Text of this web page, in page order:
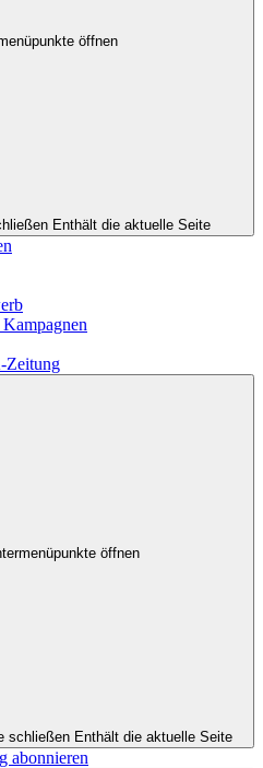
öffnen
Enthält die aktuelle Seite
Zeitung
öffnen
schließen Enthält die aktuelle Seite
abonnieren